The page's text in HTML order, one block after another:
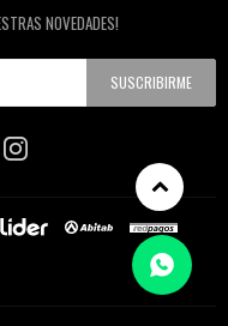
NOVEDADES!
SUSCRIBIRME
